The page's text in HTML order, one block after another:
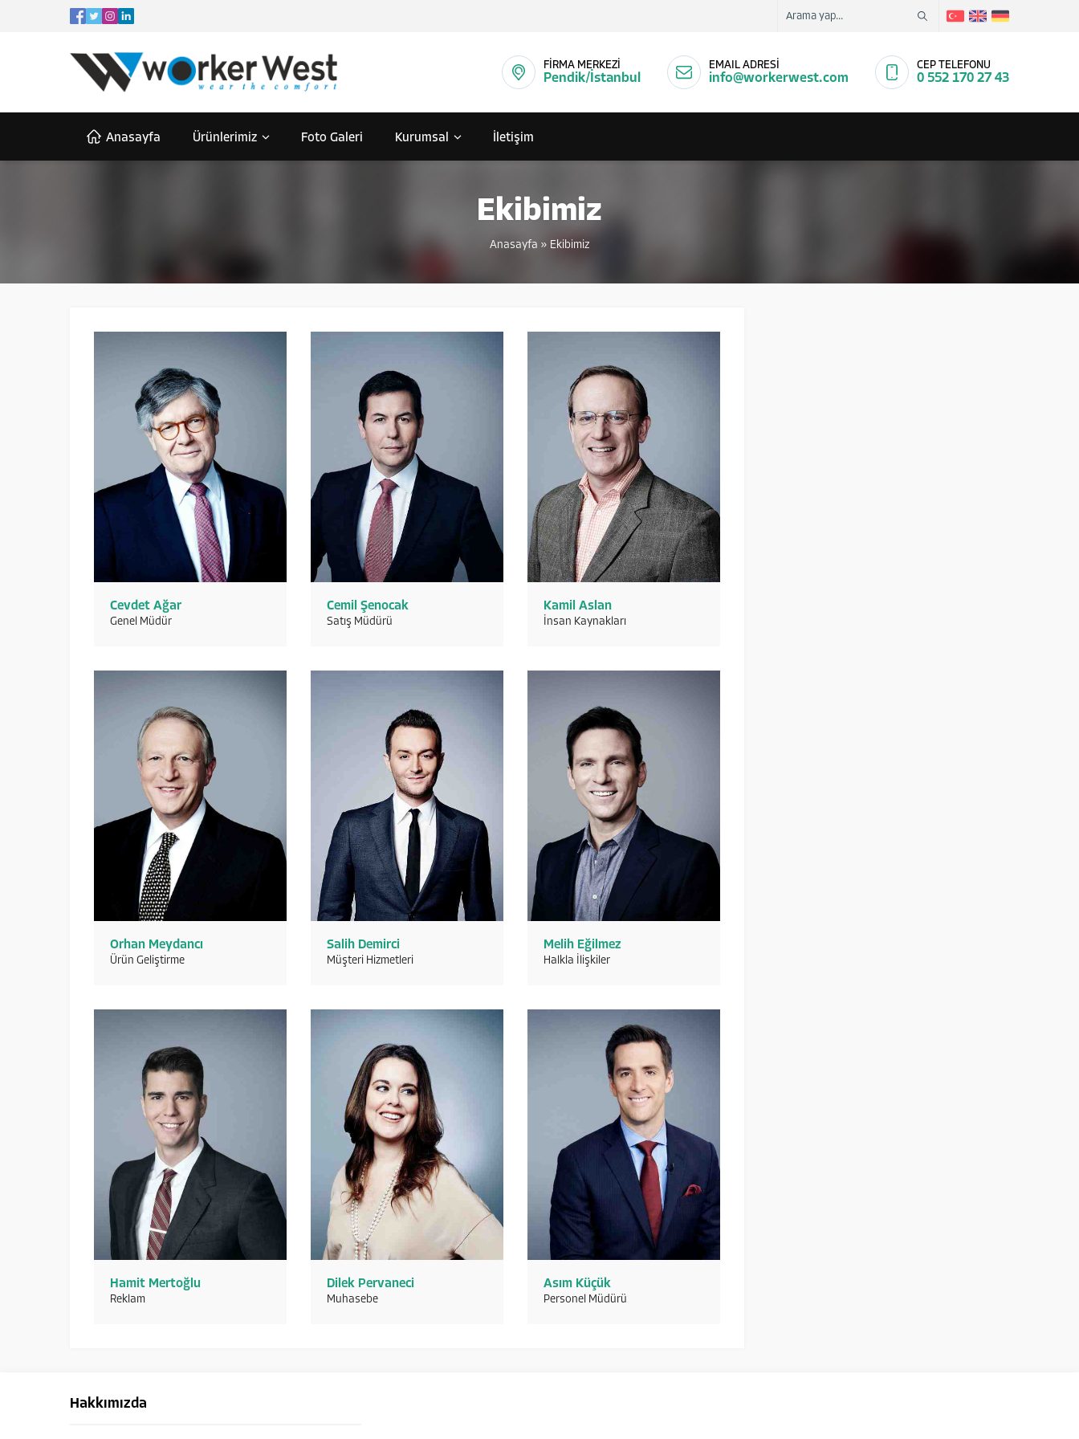
FİRMA MERKEZİ
Pendik/İstanbul
EMAIL ADRESİ
info@workerwest.com
CEP TELEFONU
0 552 170 27 43
Anasayfa Ürünlerimiz Foto Galeri Kurumsal İletişim
Ekibimiz
Anasayfa » Ekibimiz
Cevdet Ağar
Genel Müdür
Cemil Şenocak
Satış Müdürü
Kamil Aslan
İnsan Kaynakları
Orhan Meydancı
Ürün Geliştirme
Salih Demirci
Müşteri Hizmetleri
Melih Eğilmez
Halkla İlişkiler
Hamit Mertoğlu
Reklam
Dilek Pervaneci
Muhasebe
Asım Küçük
Personel Müdürü
Hakkımızda